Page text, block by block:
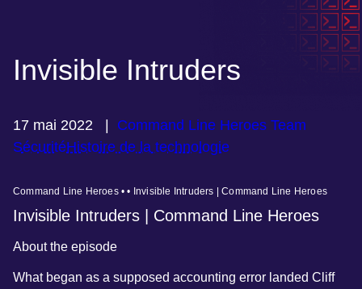
Invisible Intruders
17 mai 2022
Command Line Heroes Team
SécuritéHistoire de la technologie
Command Line Heroes • • Invisible Intruders | Command Line Heroes
Invisible Intruders | Command Line Heroes
About the episode
What began as a supposed accounting error landed Cliff